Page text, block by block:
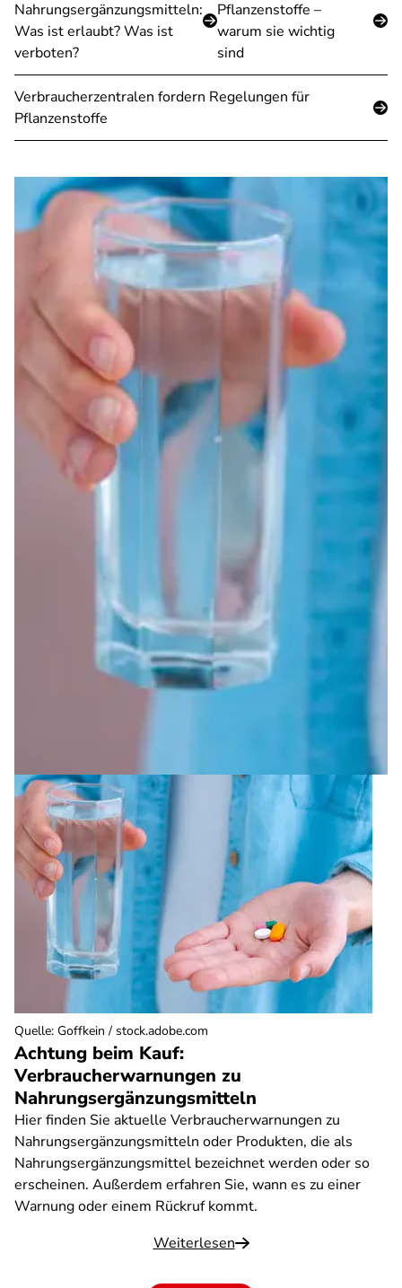
Nahrungsergänzungsmitteln:
Was ist erlaubt? Was ist
verboten?
Pflanzenstoffe –
warum sie wichtig
sind
Verbraucherzentralen fordern Regelungen für
Pflanzenstoffe
Achtung beim Kauf:
Verbraucherwarnungen zu
Nahrungsergänzungsmitteln
Hier finden Sie aktuelle Verbraucherwarnungen zu
Nahrungsergänzungsmitteln oder Produkten, die als
Nahrungsergänzungsmittel bezeichnet werden oder so
erscheinen. Außerdem erfahren Sie, wann es zu einer
Warnung oder einem Rückruf kommt.
Weiterlesen
Quelle: Goffkein / stock.adobe.com